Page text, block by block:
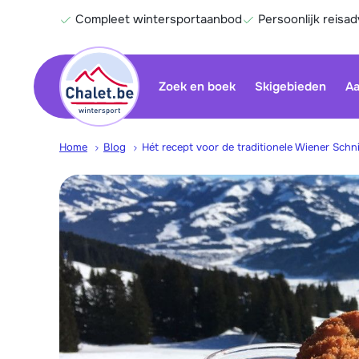
Compleet wintersportaanbod Persoonlijk
Zoek en boek Skigebieden
Home Blog Hét recept voor de traditionele Wiener